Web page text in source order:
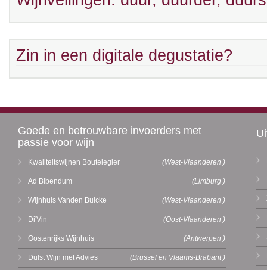
Zin in een digitale degustatie?
Goede en betrouwbare invoerders met
passie voor wijn
Kwaliteitswijnen Boutelegier (West-Vlaanderen )
Ad Bibendum (Limburg )
Wijnhuis Vanden Bulcke (West-Vlaanderen )
Di'Vin (Oost-Vlaanderen )
Oostenrijks Wijnhuis (Antwerpen )
Dulst Wijn met Advies (Brussel en Vlaams-Brabant )